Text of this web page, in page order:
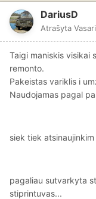
DariusD
Atrašyta
Taigi maniskis visikai
remonto.
Pakeistas variklis i
Naudojamas pagal
siek tiek atsinaujinkim
pagaliau sutvarkyta
stiprintuvas...